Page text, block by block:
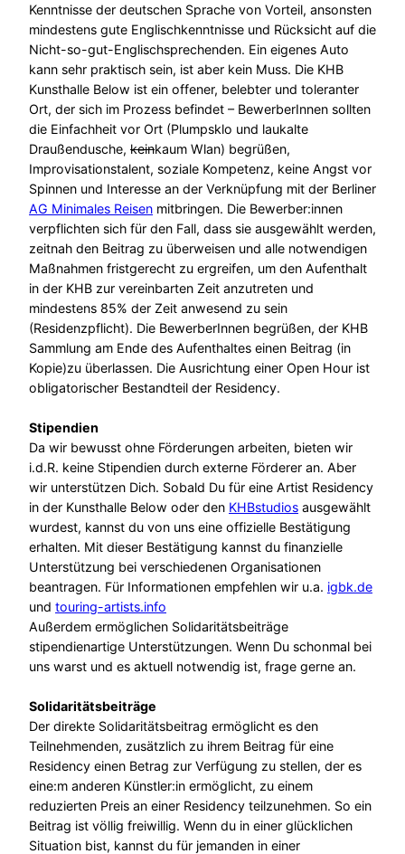
Kenntnisse der deutschen Sprache von Vorteil, ansonsten
mindestens gute Englischkenntnisse und Rücksicht auf die
Nicht-so-gut-Englischsprechenden. Ein eigenes Auto
kann sehr praktisch sein, ist aber kein Muss. Die KHB
Kunsthalle Below ist ein offener, belebter und toleranter
Ort, der sich im Prozess befindet – BewerberInnen sollten
die Einfachheit vor Ort (Plumpsklo und laukalte
Draußendusche, keinkaum Wlan) begrüßen,
Improvisationstalent, soziale Kompetenz, keine Angst vor
Spinnen und Interesse an der Verknüpfung mit der Berliner
AG Minimales Reisen mitbringen. Die Bewerber:innen
verpflichten sich für den Fall, dass sie ausgewählt werden,
zeitnah den Beitrag zu überweisen und alle notwendigen
Maßnahmen fristgerecht zu ergreifen, um den Aufenthalt
in der KHB zur vereinbarten Zeit anzutreten und
mindestens 85% der Zeit anwesend zu sein
(Residenzpflicht). Die BewerberInnen begrüßen, der KHB
Sammlung am Ende des Aufenthaltes einen Beitrag (in
Kopie)zu überlassen. Die Ausrichtung einer Open Hour ist
obligatorischer Bestandteil der Residency.
Stipendien
Da wir bewusst ohne Förderungen arbeiten, bieten wir
i.d.R. keine Stipendien durch externe Förderer an. Aber
wir unterstützen Dich. Sobald Du für eine Artist Residency
in der Kunsthalle Below oder den KHBstudios ausgewählt
wurdest, kannst du von uns eine offizielle Bestätigung
erhalten. Mit dieser Bestätigung kannst du finanzielle
Unterstützung bei verschiedenen Organisationen
beantragen. Für Informationen empfehlen wir u.a. igbk.de
und touring-artists.info
Außerdem ermöglichen Solidaritätsbeiträge
stipendienartige Unterstützungen. Wenn Du schonmal bei
uns warst und es aktuell notwendig ist, frage gerne an.
Solidaritätsbeiträge
Der direkte Solidaritätsbeitrag ermöglicht es den
Teilnehmenden, zusätzlich zu ihrem Beitrag für eine
Residency einen Betrag zur Verfügung zu stellen, der es
eine:m anderen Künstler:in ermöglicht, zu einem
reduzierten Preis an einer Residency teilzunehmen. So ein
Beitrag ist völlig freiwillig. Wenn du in einer glücklichen
Situation bist, kannst du für jemanden in einer